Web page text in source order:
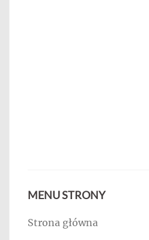
MENU STRONY
Strona główna